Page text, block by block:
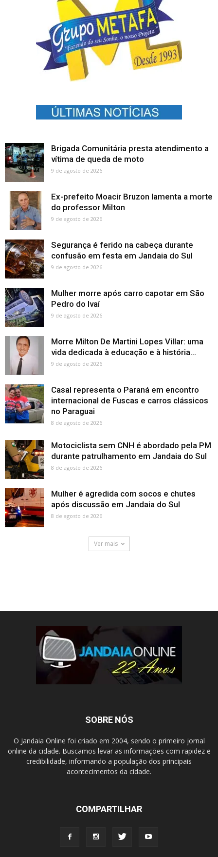
Brigada Comunitária presta atendimento a
vítima de queda de moto
9 de agosto de 2026
Ex-prefeito Moacir Bruzon lamenta a morte
do professor Milton
9 de agosto de 2026
Segurança é ferido na cabeça durante
confusão em festa em Jandaia do Sul
9 de agosto de 2026
Mulher morre após carro capotar em São
Pedro do Ivaí
9 de agosto de 2026
Morre Milton De Martini Lopes Villar: uma
vida dedicada à educação e à história...
9 de agosto de 2026
Casal representa o Paraná em encontro
internacional de Fuscas e carros clássicos
no Paraguai
8 de agosto de 2026
Motociclista sem CNH é abordado pela PM
durante patrulhamento em Jandaia do Sul
8 de agosto de 2026
Mulher é agredida com socos e chutes
após discussão em Jandaia do Sul
8 de agosto de 2026
Ver mais
SOBRE NÓS
O Jandaia Online foi criado em 2004, sendo o primeiro jornal
online da cidade. Buscamos levar as informações com rapidez e
credibilidade, informando a população dos principais
acontecimentos da cidade.
COMPARTILHAR